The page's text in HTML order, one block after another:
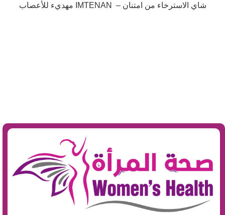
شاي الاسترخاء من امتنان – IMTENAN مهديء للأعصاب